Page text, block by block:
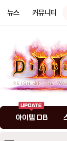
뉴스 커뮤니티
아이템 DB